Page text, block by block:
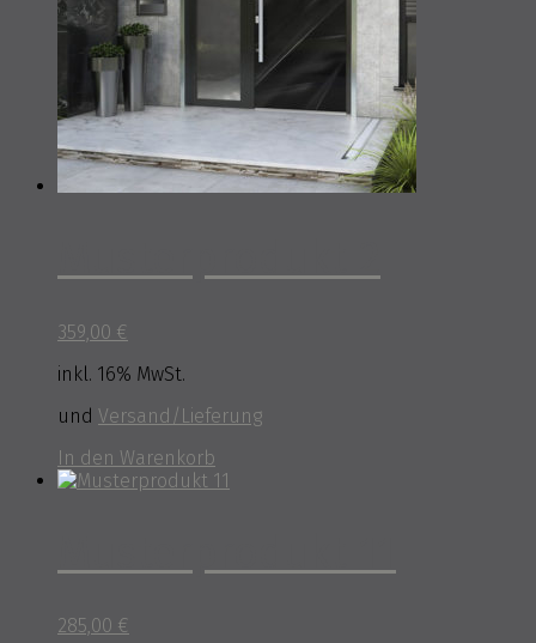
359,00 €
inkl. 16% MwSt.
und Versand/Lieferung
In den Warenkorb
285,00 €